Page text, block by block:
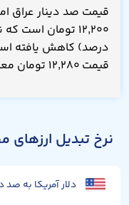
قیمت ۱۲,۲۸۰ تومان معامله می‌شد.
نرخ تبدیل ارزهای
دلار آمریکا به صد